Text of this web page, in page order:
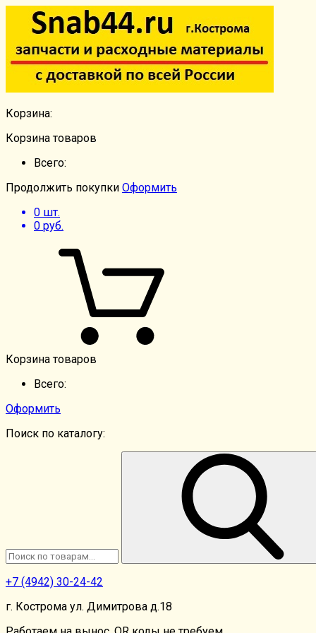
Корзина:
Корзина товаров
Всего:
Продолжить покупки Оформить
0 шт.
0 руб.
Корзина товаров
Всего:
Оформить
Поиск по каталогу:
+7 (4942) 30-24-42
г. Кострома ул. Димитрова д.18